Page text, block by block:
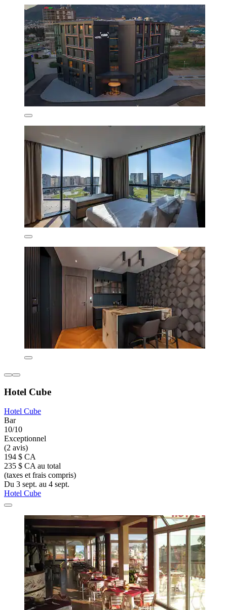
Hotel Cube
Hotel Cube
Bar
10/10
Exceptionnel
(2 avis)
194 $ CA
235 $ CA au total
(taxes et frais compris)
Du 3 sept. au 4 sept.
Hotel Cube